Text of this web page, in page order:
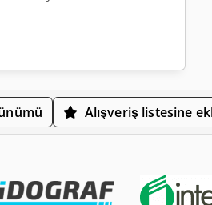
Alışveriş listesine